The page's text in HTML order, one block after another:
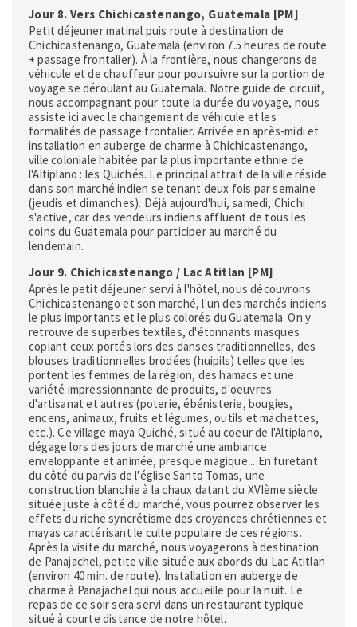
Jour 8. Vers Chichicastenango, Guatemala [PM]
Petit déjeuner matinal puis route à destination de
Chichicastenango, Guatemala (environ 7.5 heures de route
+ passage frontalier). À la frontière, nous changerons de
véhicule et de chauffeur pour poursuivre sur la portion de
voyage se déroulant au Guatemala. Notre guide de circuit,
nous accompagnant pour toute la durée du voyage, nous
assiste ici avec le changement de véhicule et les
formalités de passage frontalier. Arrivée en après-midi et
installation en auberge de charme à Chichicastenango,
ville coloniale habitée par la plus importante ethnie de
l'Altiplano : les Quichés. Le principal attrait de la ville réside
dans son marché indien se tenant deux fois par semaine
(jeudis et dimanches). Déjà aujourd'hui, samedi, Chichi
s'active, car des vendeurs indiens affluent de tous les
coins du Guatemala pour participer au marché du
lendemain.
Jour 9. Chichicastenango / Lac Atitlan [PM]
Après le petit déjeuner servi à l'hôtel, nous découvrons
Chichicastenango et son marché, l'un des marchés indiens
le plus importants et le plus colorés du Guatemala. On y
retrouve de superbes textiles, d'étonnants masques
copiant ceux portés lors des danses traditionnelles, des
blouses traditionnelles brodées (huipils) telles que les
portent les femmes de la région, des hamacs et une
variété impressionnante de produits, d'oeuvres
d'artisanat et autres (poterie, ébénisterie, bougies,
encens, animaux, fruits et légumes, outils et machettes,
etc.). Ce village maya Quiché, situé au coeur de l'Altiplano,
dégage lors des jours de marché une ambiance
enveloppante et animée, presque magique... En furetant
du côté du parvis de l'église Santo Tomas, une
construction blanchie à la chaux datant du XVIème siècle
située juste à côté du marché, vous pourrez observer les
effets du riche syncrétisme des croyances chrétiennes et
mayas caractérisant le culte populaire de ces régions.
Après la visite du marché, nous voyagerons à destination
de Panajachel, petite ville située aux abords du Lac Atitlan
(environ 40 min. de route). Installation en auberge de
charme à Panajachel qui nous accueille pour la nuit. Le
repas de ce soir sera servi dans un restaurant typique
situé à courte distance de notre hôtel.